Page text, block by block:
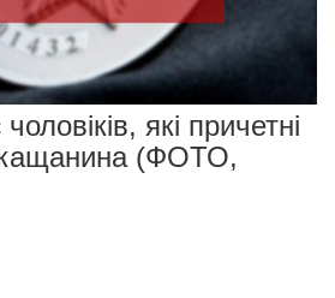
які причетні
(ФОТО,